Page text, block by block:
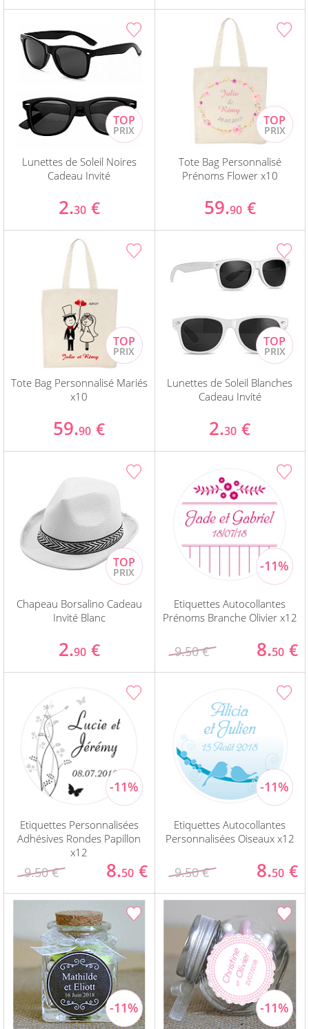
Lunettes de Soleil Noires
Cadeau Invité
2.30 €
Tote Bag Personnalisé
Prénoms Flower x10
59.90 €
Tote Bag Personnalisé Mariés
x10
59.90 €
Lunettes de Soleil Blanches
Cadeau Invité
2.30 €
Chapeau Borsalino Cadeau
Invité Blanc
2.90 €
Etiquettes Autocollantes
Prénoms Branche Olivier x12
9.50 € 8.50 €
Etiquettes Personnalisées
Adhésives Rondes Papillon
x12
9.50 € 8.50 €
Etiquettes Autocollantes
Personnalisées Oiseaux x12
9.50 € 8.50 €